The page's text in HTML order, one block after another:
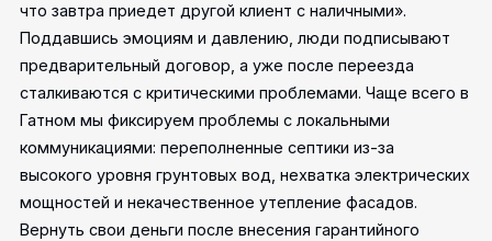
что завтра приедет другой клиент с наличными».
Поддавшись эмоциям и давлению, люди подписывают
предварительный договор, а уже после переезда
сталкиваются с критическими проблемами. Чаще всего в
Гатном мы фиксируем проблемы с локальными
коммуникациями: переполненные септики из-за
высокого уровня грунтовых вод, нехватка электрических
мощностей и некачественное утепление фасадов.
Вернуть свои деньги после внесения гарантийного